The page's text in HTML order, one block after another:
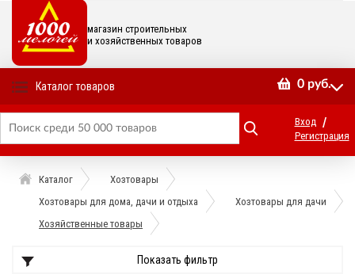
магазин строительных
и хозяйственных товаров
Каталог товаров 0 руб.
Вход /
Регистрация
Каталог
Хозтовары
Хозтовары для дома, дачи и отдыха
Хозтовары для дачи
Хозяйственные товары
Показать фильтр